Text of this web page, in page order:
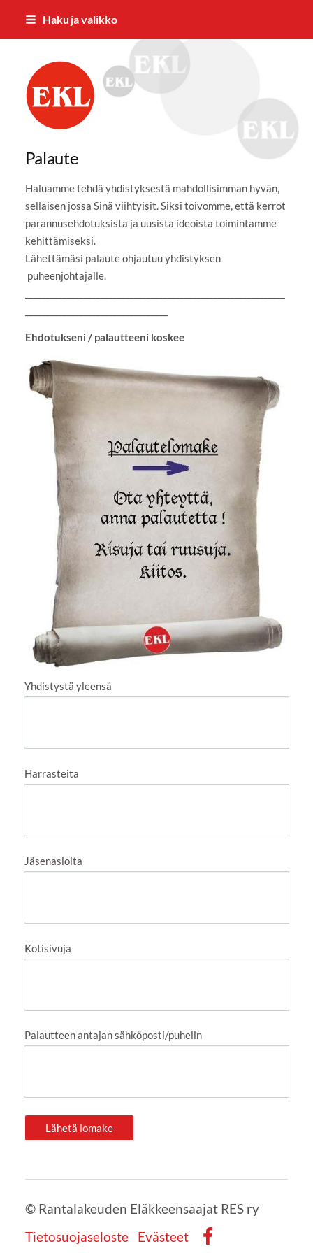
Siirry
Haku ja valikko
Rantalakeuden Eläkkeensaajat RES
Palaute
Haluamme tehdä yhdistyksestä mahdollisimman hyvän,
sellaisen jossa Sinä viihtyisit. Siksi toivomme, että kerrot
parannusehdotuksista ja uusista ideoista toimintamme
kehittämiseksi.
Lähettämäsi palaute ohjautuu yhdistyksen
puheenjohtajalle.
Ehdotukseni / palautteeni koskee
Yhdistystä yleensä
Harrasteita
Jäsenasioita
Kotisivuja
Palautteen antajan sähköposti/puhelin
Lähetä lomake
© Rantalakeuden Eläkkeensaajat RES ry
Tietosuojaseloste
Evästeet